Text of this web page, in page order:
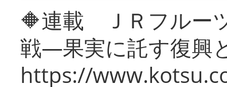
🔶連載 ＪＲフルー
戦―果実に託す復興
https://